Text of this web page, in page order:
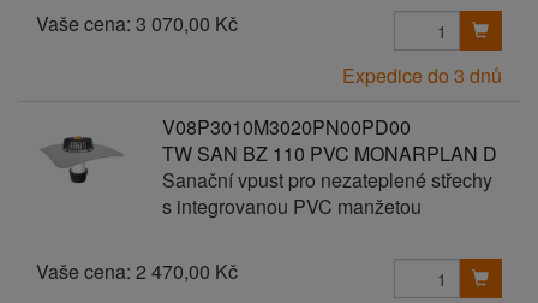
Vaše cena: 3 070,00 Kč
Expedice do 3 dnů
V08P3010M3020PN00PD00
TW SAN BZ 110 PVC MONARPLAN D
Sanační vpust pro nezateplené střechy
s integrovanou PVC manžetou
Vaše cena: 2 470,00 Kč